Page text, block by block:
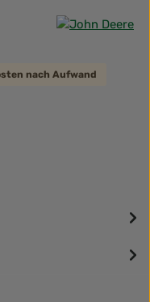
5 Sternen
nach Aufwand